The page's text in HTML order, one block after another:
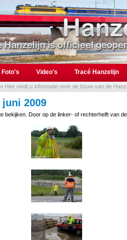
Foto's Video's Tracé Hanzelijn
» Hier vindt u informatie over de bouw van de
2009
bekijken. Door op de linker- of rechterhelft van